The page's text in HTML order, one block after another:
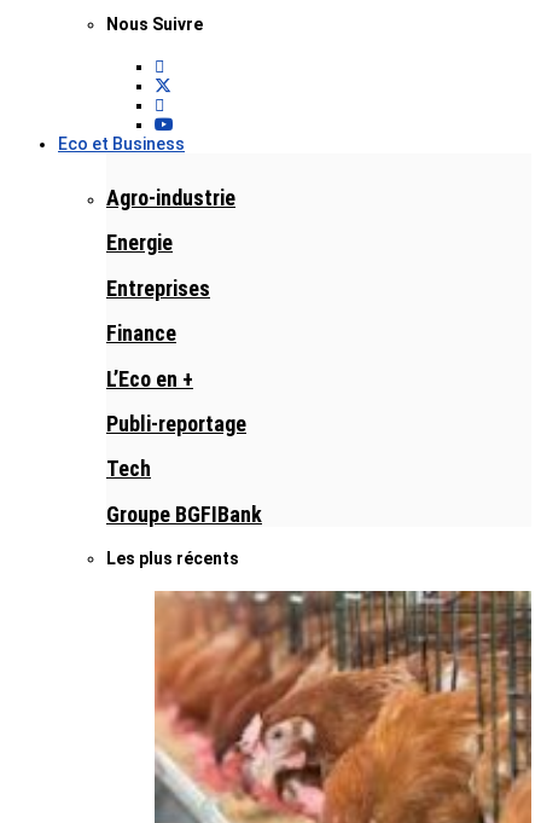
Nous Suivre
Eco et Business
Agro-industrie
Energie
Entreprises
Finance
L’Eco en +
Publi-reportage
Tech
Groupe BGFIBank
Les plus récents